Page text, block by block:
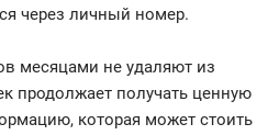
через личный номер.
месяцами не удаляют из
продолжает получать ценную
которая может стоить